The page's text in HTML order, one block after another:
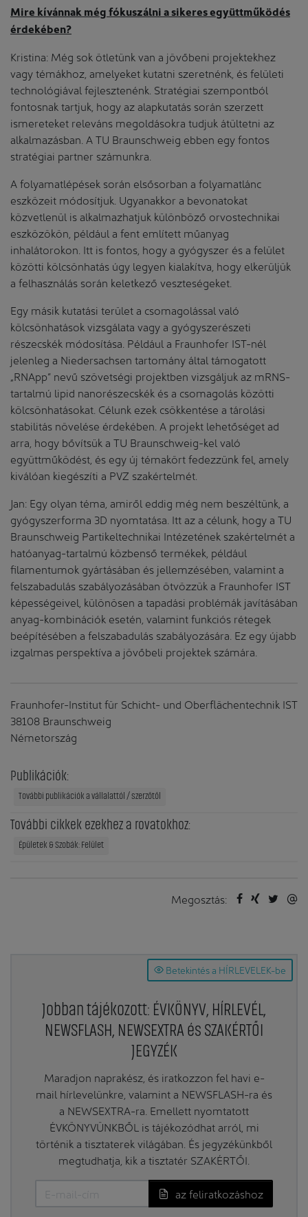
Mire kívánnak még fókuszálni a sikeres együttműködés
érdekében?
Kristina: Még sok ötletünk van a jövőbeni projektekhez
vagy témákhoz, amelyeket kutatni szeretnénk, és felületi
technológiával fejlesztenénk. Stratégiai szempontból
fontosnak tartjuk, hogy az alapkutatás során szerzett
ismereteket releváns megoldásokra tudjuk átültetni az
alkalmazásban. A TU Braunschweig ebben egy fontos
stratégiai partner számunkra.
A folyamatlépések során elsősorban a folyamatlánc
eszközeit módosítjuk. Ugyanakkor a bevonatokat
közvetlenül is alkalmazhatjuk különböző orvostechnikai
eszközökön, például a fent említett műanyag
inhalátorokon. Itt is fontos, hogy a gyógyszer és a felület
közötti kölcsönhatás úgy legyen kialakítva, hogy elkerüljük
a felhasználás során keletkező veszteségeket.
Egy másik kutatási terület a csomagolással való
kölcsönhatások vizsgálata vagy a gyógyszerészeti
részecskék módosítása. Például a Fraunhofer IST-nél
jelenleg a Niedersachsen tartomány által támogatott
„RNApp” nevű szövetségi projektben vizsgáljuk az mRNS-
tartalmú lipid nanorészecskék és a csomagolás közötti
kölcsönhatásokat. Célunk ezek csökkentése a tárolási
stabilitás növelése érdekében. A projekt lehetőséget ad
arra, hogy bővítsük a TU Braunschweig-kel való
együttműködést, és egy új témakört fedezzünk fel, amely
kiválóan kiegészíti a PVZ szakértelmét.
Jan: Egy olyan téma, amiről eddig még nem beszéltünk, a
gyógyszerforma 3D nyomtatása. Itt az a célunk, hogy a TU
Braunschweig Partikeltechnikai Intézetének szakértelmét a
hatóanyag-tartalmú közbenső termékek, például
filamentumok gyártásában és jellemzésében, valamint a
felszabadulás szabályozásában ötvözzük a Fraunhofer IST
képességeivel, különösen a tapadási problémák javításában
anyag-kombinációk esetén, valamint funkciós rétegek
beépítésében a felszabadulás szabályozására. Ez egy újabb
izgalmas perspektíva a jövőbeli projektek számára.
Fraunhofer-Institut für Schicht- und Oberflächentechnik IST
38108 Braunschweig
Németország
Publikációk:
További publikációk a vállalattól / szerzőtől
További cikkek ezekhez a rovatokhoz:
Épületek & Szobák: Felület
Megosztás:
Betekintés a HÍRLEVELEK-be
Jobban tájékozott: ÉVKÖNYV, HÍRLEVÉL,
NEWSFLASH, NEWSEXTRA és SZAKÉRTŐI
JEGYZÉK
Maradjon naprakész, és iratkozzon fel havi e-
mail hírlevelünkre, valamint a NEWSFLASH-ra és
a NEWSEXTRA-ra. Emellett nyomtatott
ÉVKÖNYVÜNKBŐL is tájékozódhat arról, mi
történik a tisztaterek világában. És jegyzékünkből
megtudhatja, kik a tisztatér SZAKÉRTŐI.
az feliratkozáshoz